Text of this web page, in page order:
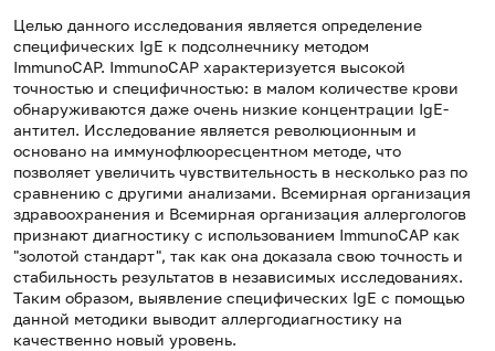
Целью данного исследования является определение
специфических IgE к подсолнечнику методом
ImmunoCAP. ImmunoCAP характеризуется высокой
точностью и специфичностью: в малом количестве крови
обнаруживаются даже очень низкие концентрации IgE-
антител. Исследование является революционным и
основано на иммунофлюоресцентном методе, что
позволяет увеличить чувствительность в несколько раз по
сравнению с другими анализами. Всемирная организация
здравоохранения и Всемирная организация аллергологов
признают диагностику с использованием ImmunoCAP как
"золотой стандарт", так как она доказала свою точность и
стабильность результатов в независимых исследованиях.
Таким образом, выявление специфических IgE с помощью
данной методики выводит аллергодиагностику на
качественно новый уровень.